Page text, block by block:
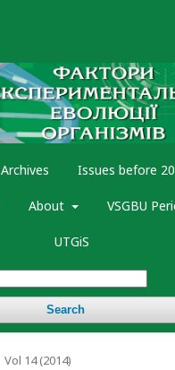
Archives Issues before
About VSGBU
UTGiS
Search
Vol 14 (2014)